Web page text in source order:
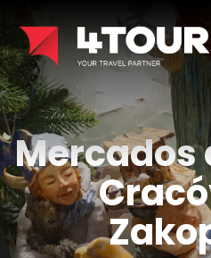
Mercados